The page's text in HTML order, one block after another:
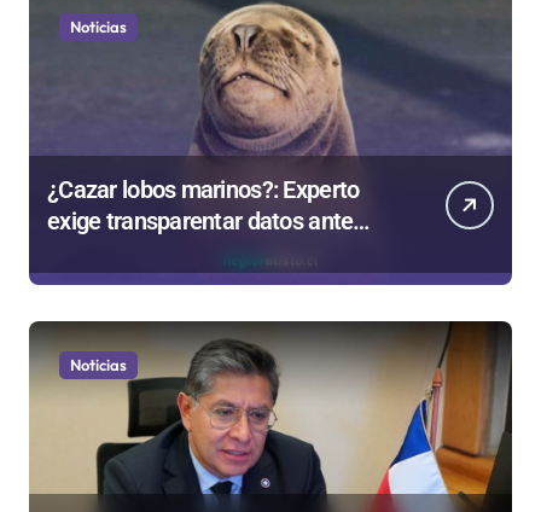
Noticias
¿Cazar lobos marinos?: Experto
exige transparentar datos ante
Gobierno
Noticias